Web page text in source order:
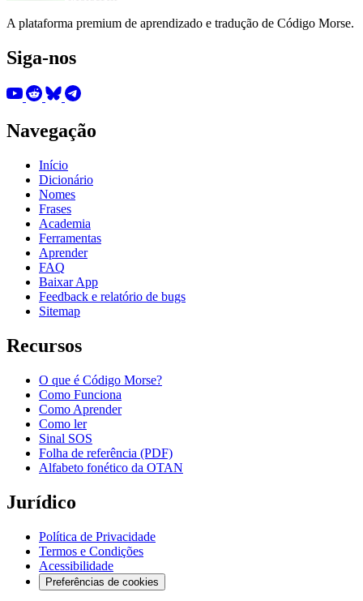
A plataforma premium de aprendizado e tradução de Código Morse.
Siga-nos
Navegação
Início
Dicionário
Nomes
Frases
Academia
Ferramentas
Aprender
FAQ
Baixar App
Feedback e relatório de bugs
Sitemap
Recursos
O que é Código Morse?
Como Funciona
Como Aprender
Como ler
Sinal SOS
Folha de referência (PDF)
Alfabeto fonético da OTAN
Jurídico
Política de Privacidade
Termos e Condições
Acessibilidade
Preferências de cookies